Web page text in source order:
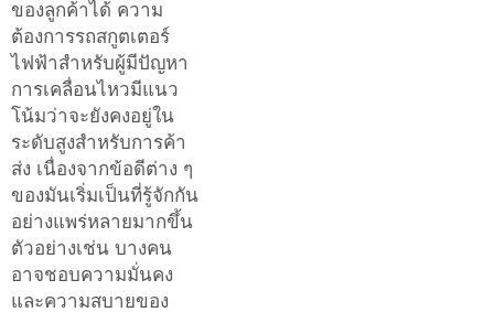
ของลูกค้าได้ ความ
ต้องการรถสกูตเตอร์
ไฟฟ้าสำหรับผู้มีปัญหา
การเคลื่อนไหวมีแนว
โน้มว่าจะยังคงอยู่ใน
ระดับสูงสำหรับการค้า
ส่ง เนื่องจากข้อดีต่าง ๆ
ของมันเริ่มเป็นที่รู้จักกัน
อย่างแพร่หลายมากขึ้น
ตัวอย่างเช่น บางคน
อาจชอบความมั่นคง
และความสบายของ